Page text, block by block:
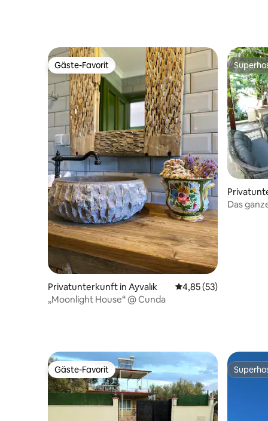
Gäste-Favorit
Gäste-Favorit
Privatunterkunft in Ayvalık Durchschnittliche
4,85 (53)
„Moonlight House“ @ Cunda
Das
Gäste-Favorit
Gäste-Favorit